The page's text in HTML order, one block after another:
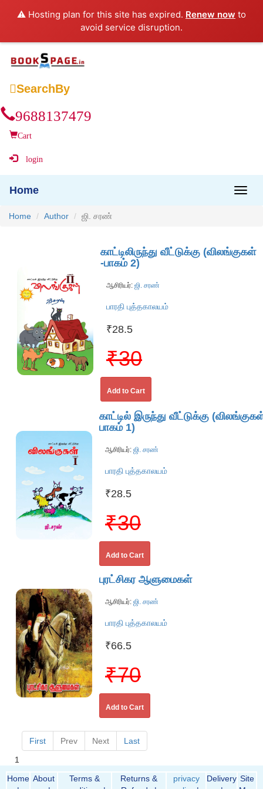
⚠️ Hosting plan for this site has expired. Renew now to
avoid service disruption.
SearchBy
9688137479
Cart
login
Home
Home Author ஜி. சரண்
காட்டிலிருந்து வீட்டுக்கு (விலங்குகள்
-பாகம் 2)
ஆசிரியர்: ஜி. சரண்
பாரதி புத்தகாலயம்
₹28.5
₹30
Add to Cart
காட்டில் இருந்து வீட்டுக்கு
பாகம் 1)
ஆசிரியர்: ஜி. சரண்
பாரதி புத்தகாலயம்
₹28.5
₹30
Add to Cart
புரட்சிகர ஆளுமைகள்
ஆசிரியர்: ஜி. சரண்
பாரதி புத்தகாலயம்
₹66.5
₹70
Add to Cart
1
First Prev Next Last
Home About
Terms &
Returns &
privacy
Delivery Site